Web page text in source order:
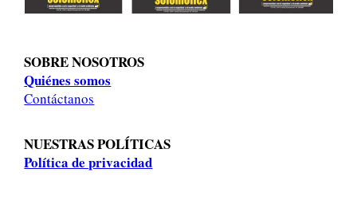
SOBRE NOSOTROS
Quiénes somos
Contáctanos
NUESTRAS POLÍTICAS
Política de privacidad